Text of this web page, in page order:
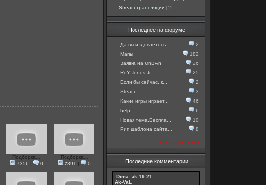
Подборка...
7356 | 0
Подборка...
2391 | 0
Stream трансляции [11]
Последнее на форуме
Да вы издеваетесь...
2
Мапы
182
Заявка на UnBAn
26
RoY Jones Jr.
25
Если бы сейчас, к...
2
Steam
3
Какие игры играет...
46
help
6
Новая тема.Беспла...
10
Рип шаблона сайта...
8
посмотреть все
Последние комментарии
Dima_ak 19:21
Ak-VaL